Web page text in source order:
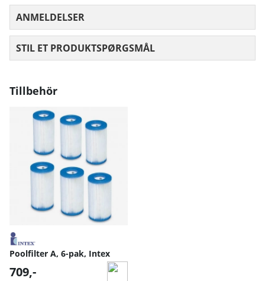
ANMELDELSER
STIL ET PRODUKTSPØRGSMÅL
Tillbehör
Poolfilter A, 6-pak, Intex
709,-